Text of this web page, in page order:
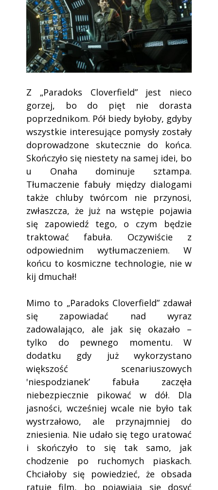
Z „Paradoks Cloverfield” jest nieco
gorzej, bo do pięt nie dorasta
poprzednikom. Pół biedy byłoby, gdyby
wszystkie interesujące pomysły zostały
doprowadzone skutecznie do końca.
Skończyło się niestety na samej idei, bo
u Onaha dominuje sztampa.
Tłumaczenie fabuły między dialogami
także chluby twórcom nie przynosi,
zwłaszcza, że już na wstępie pojawia
się zapowiedź tego, o czym będzie
traktować fabuła. Oczywiście z
odpowiednim wytłumaczeniem. W
końcu to kosmiczne technologie, nie w
kij dmuchał!
Mimo to „Paradoks Cloverfield” zdawał
się zapowiadać nad wyraz
zadowalająco, ale jak się okazało –
tylko do pewnego momentu. W
dodatku gdy już wykorzystano
większość scenariuszowych
'niespodzianek’ fabuła zaczęła
niebezpiecznie pikować w dół. Dla
jasności, wcześniej wcale nie było tak
wystrzałowo, ale przynajmniej do
zniesienia. Nie udało się tego uratować
i skończyło to się tak samo, jak
chodzenie po ruchomych piaskach.
Chciałoby się powiedzieć, że obsada
ratuje film, bo pojawiają się dosyć